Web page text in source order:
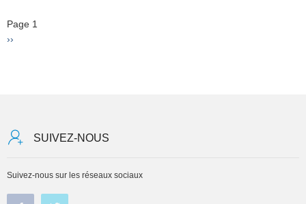
Pagination
Page 1
Page
››
SUIVEZ-NOUS
Suivez-nous sur les réseaux sociaux